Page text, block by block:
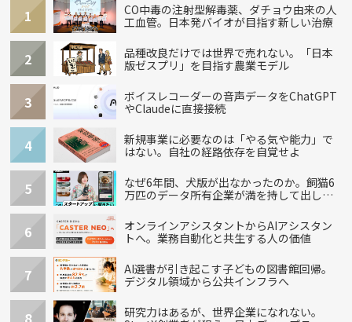
1
CO中毒の注射型解毒薬、ダチョウ由来の人
工血管。日本発バイオが目指す新しい治療
2
品種改良だけでは世界で売れない。「日本
版ゼスプリ」を目指す農業モデル
3
ボイスレコーダーの音声データをChatGPT
やClaudeに直接接続
4
新規事業に必要なのは「やる気や能力」で
はない。自社の経路依存を自覚せよ
5
なぜ6年間、犬版が出なかったのか。飼猫6
万匹のデータ所有企業が満を持して出し
6
オンラインアシスタントからAIアシスタン
トへ。業務自動化と共生する人の価値
7
AI選書が引き起こす子どもの図書館回帰。
デジタル領域から公共インフラへ
8
研究力はあるが、世界企業になれない。